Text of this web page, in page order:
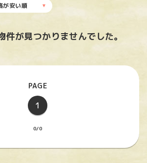
が安い順
件が見つかりませんでした。
1
0/0